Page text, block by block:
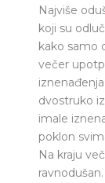
Najviše
koji su
kako samo
večer
dvostruko
imale
poklon
Na kraju